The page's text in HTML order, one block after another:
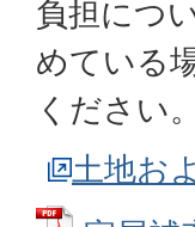
負担につ
めている
ください。
土地お